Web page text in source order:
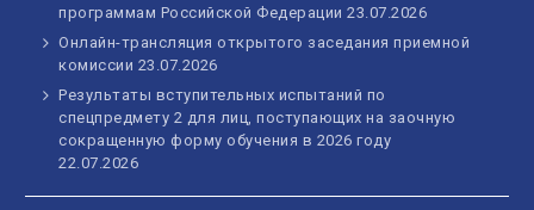
программам Российской Федерации 23.07.2026
Онлайн-трансляция открытого заседания приемной
комиссии 23.07.2026
Результаты вступительных испытаний по
спецпредмету 2 для лиц, поступающих на заочную
сокращенную форму обучения в 2026 году
22.07.2026